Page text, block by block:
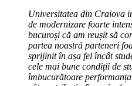
Universitatea din Craiova
de modernizare foarte
bucuroși că am reușit să
partea noastră parteneri
sprijinit în așa fel încât
cele mai bune condiții de
îmbucurătoare